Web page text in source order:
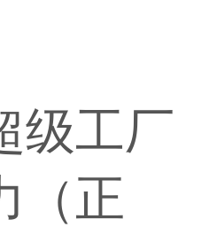
级工厂
（正